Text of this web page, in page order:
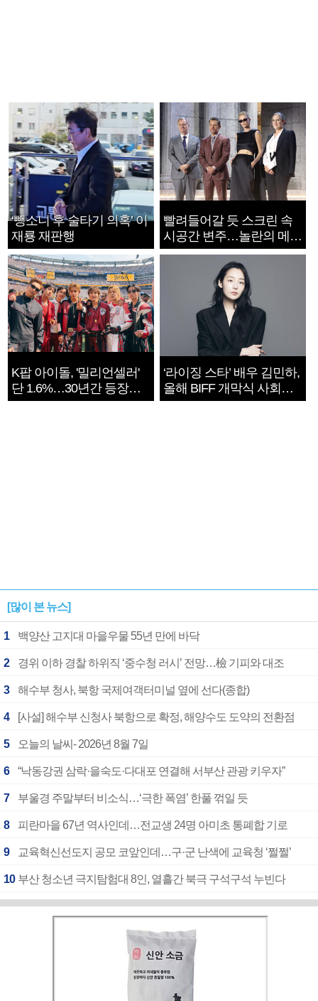
‘뺑소니 후 술타기 의혹’ 이
재룡 재판행
빨려들어갈 듯 스크린 속
시공간 변주…놀란의 메시
지는 ‘전쟁 속죄’
K팝 아이돌, '밀리언셀러'
단 1.6%…30년간 등장
1182개팀 전수조사
‘라이징 스타’ 배우 김민하,
올해 BIFF 개막식 사회자
확정
[많이 본 뉴스]
1 백양산 고지대 마을우물 55년 만에 바닥
2 경위 이하 경찰 하위직 ‘중수청 러시’ 전망…檢 기피와 대조
3 해수부 청사, 북항 국제여객터미널 옆에 선다(종합)
4 [사설] 해수부 신청사 북항으로 확정, 해양수도 도약의 전환점
5 오늘의 날씨- 2026년 8월 7일
6 “낙동강권 삼락·을숙도·다대포 연결해 서부산 관광 키우자”
7 부울경 주말부터 비소식…‘극한 폭염’ 한풀 꺾일 듯
8 피란마을 67년 역사인데…전교생 24명 아미초 통폐합 기로
9 교육혁신선도지 공모 코앞인데…구·군 난색에 교육청 ‘쩔쩔’
10 부산 청소년 극지탐험대 8인, 열흘간 북극 구석구석 누빈다